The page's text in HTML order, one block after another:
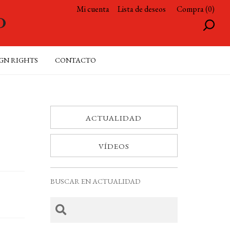
Mi cuenta Lista de deseos Compra (0)
RIGHTS CONTACTO
ACTUALIDAD
VÍDEOS
BUSCAR EN ACTUALIDAD